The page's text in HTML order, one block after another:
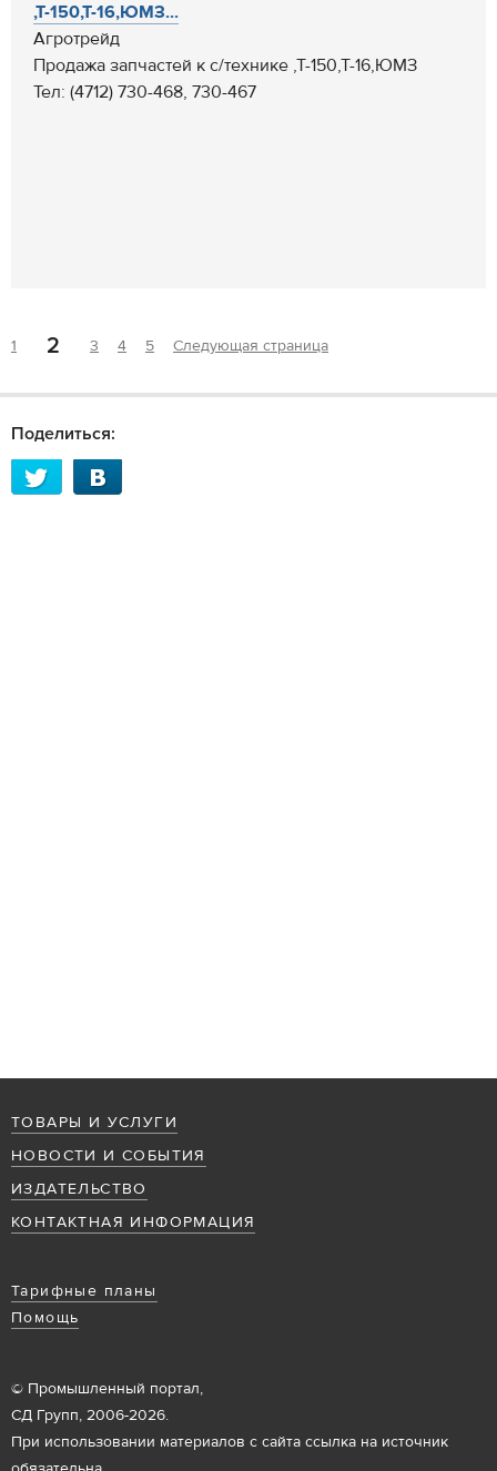
,Т-150,Т-16,ЮМЗ...
Агротрейд
Продажа запчастей к с/технике ,Т-150,Т-16,ЮМЗ
Тел: (4712) 730-468, 730-467
1 2 3 4 5 Следующая страница
Поделиться:
ТОВАРЫ И УСЛУГИ
НОВОСТИ И СОБЫТИЯ
ИЗДАТЕЛЬСТВО
КОНТАКТНАЯ ИНФОРМАЦИЯ
Тарифные планы
Помощь
© Промышленный портал,
СД Групп, 2006-2026.
При использовании материалов с сайта ссылка на источник